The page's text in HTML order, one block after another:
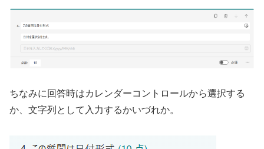
ちなみに回答時はカレンダーコントロールから選択する
か、文字列として入力するかいづれか。